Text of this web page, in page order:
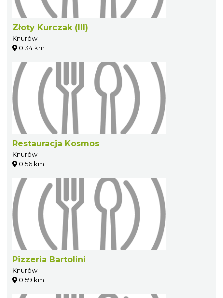
Złoty Kurczak (III)
Knurów
0.34 km
Restauracja Kosmos
Knurów
0.56 km
Pizzeria Bartolini
Knurów
0.59 km